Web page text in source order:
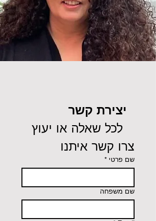
יצירת קשר
צרו קשר איתנו
שם פרטי *
שם משפחה